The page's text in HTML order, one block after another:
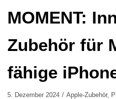
MOMENT:
Zubehör für
fähige
5. Dezember 2024 Apple-Zubehör,